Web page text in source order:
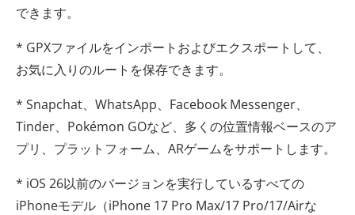
できます。
* GPXファイルをインポートおよびエクスポートして、
お気に入りのルートを保存できます。
* Snapchat、WhatsApp、Facebook Messenger、
Tinder、Pokémon GOなど、多くの位置情報ベースのア
プリ、プラットフォーム、ARゲームをサポートします。
* iOS 26以前のバージョンを実行しているすべての
iPhoneモデル（iPhone 17 Pro Max/17 Pro/17/Airな